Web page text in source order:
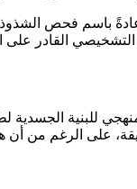
باسم فحص
القادر على
للبنية الجسدية
على الرغم من